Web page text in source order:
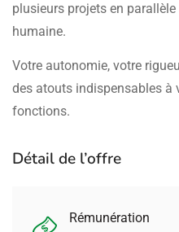
plusieurs projets en
humaine.
Votre autonomie, votre
des atouts indispensables à
fonctions.
Détail de l’offre
Rémunération